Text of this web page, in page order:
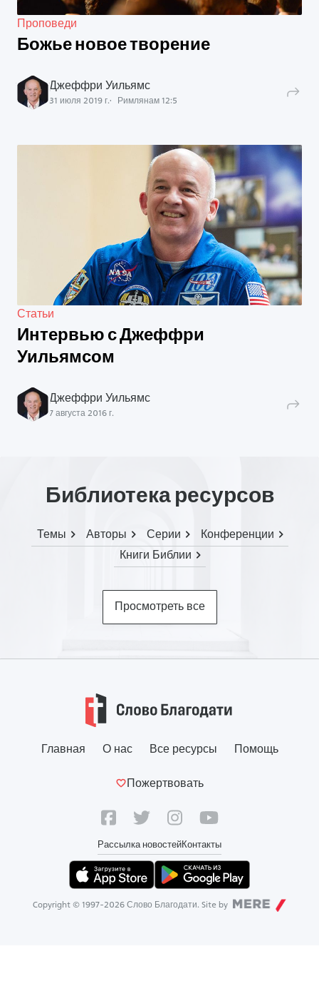
Проповеди
Божье новое творение
Джеффри Уильямс
31 июля 2019 г. Римлянам 12:5
Статьи
Интервью с Джеффри
Уильямсом
Джеффри Уильямс
7 августа 2016 г.
Библиотека ресурсов
Темы Авторы Серии
Конференции
Книги Библии
Просмотреть все
Главная О нас Все ресурсы Помощь
Пожертвовать
Рассылка новостейКонтакты
Copyright © 1997-2026 Слово Благодати. Site by